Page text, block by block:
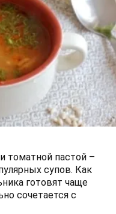
томатной пастой –
супов. Как
готовят чаще
сочетается с